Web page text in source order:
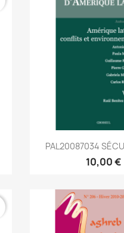
Aperçu
PAL20087034
10,00 €